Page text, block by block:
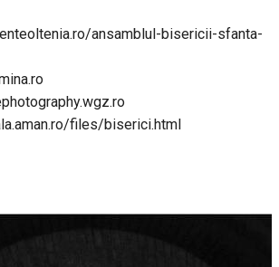
ansamblul-bisericii-sfanta-
files/biserici.html